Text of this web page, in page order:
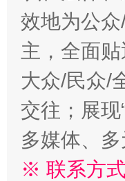
效地为公
主，全面
大众/民众/
交往；展现
多媒体、
※ 联系方式